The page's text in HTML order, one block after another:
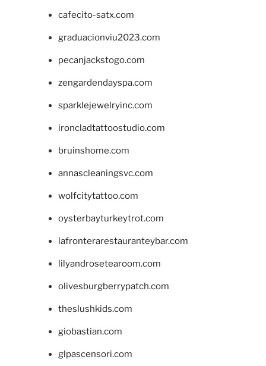
cafecito-satx.com
graduacionviu2023.com
pecanjackstogo.com
zengardendayspa.com
sparklejewelryinc.com
ironcladtattoostudio.com
bruinshome.com
annascleaningsvc.com
wolfcitytattoo.com
oysterbayturkeytrot.com
lafronterarestauranteybar.com
lilyandrosetearoom.com
olivesburgberrypatch.com
theslushkids.com
giobastian.com
glpascensori.com